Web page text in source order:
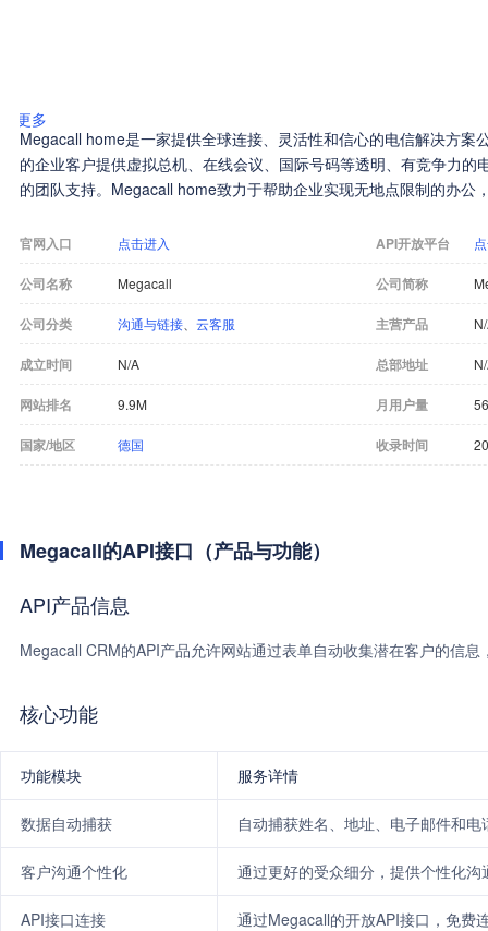
更多
Megacall home是一家提供全球连接、灵活性和信心的电信解决方案
的企业客户提供虚拟总机、在线会议、国际号码等透明、有竞争力的
的团队支持。Megacall home致力于帮助企业实现无地点限制的办公
官网入口 点击进入 API开放平台
公司名称 Megacall 公司简称
公司分类 沟通与链接 云客服 主营产品
成立时间 N/A 总部地址
网站排名 9.9M 月用户量
国家/地区 德国 收录时间
Megacall的API接口（产品与功能）
API产品信息
Megacall CRM的API产品允许网站通过表单自动收集潜在客户的信
核心功能
功能模块 服务详情
数据自动捕获 自动捕获姓名、地址、电子邮件和
客户沟通个性化 通过更好的受众细分，提供个性化
API接口连接 通过Megacall的开放API接口，免费